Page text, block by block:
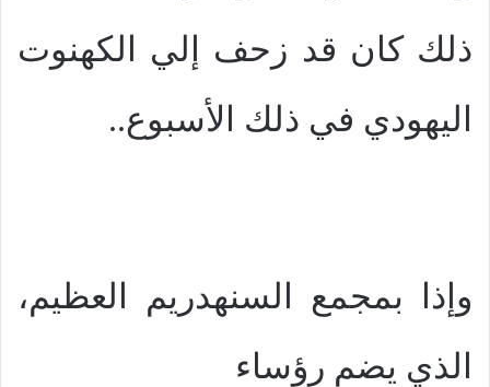
ذلك كان قد زحف إلي الكهنوت
اليهودي في ذلك الأسبوع..
وإذا بمجمع السنهدريم العظيم،
الذي يضم رؤساء